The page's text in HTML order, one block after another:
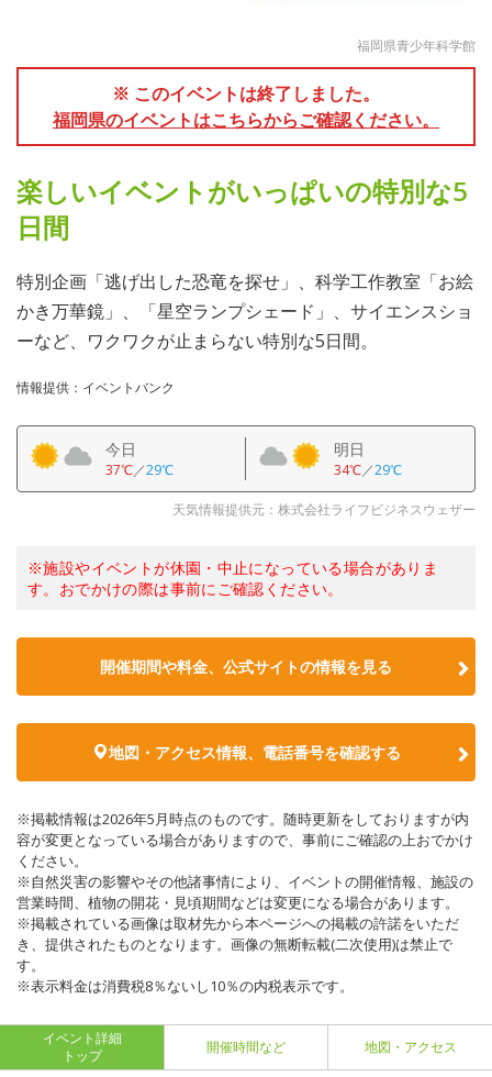
福岡県青少年科学館
※ このイベントは終了しました。
福岡県のイベントはこちらからご確認ください。
楽しいイベントがいっぱいの特別な5
日間
特別企画「逃げ出した恐竜を探せ」、科学工作教室「お絵
かき万華鏡」、「星空ランプシェード」、サイエンスショ
ーなど、ワクワクが止まらない特別な5日間。
情報提供：イベントバンク
今日
37℃／29℃
明日
34℃／29℃
天気情報提供元：株式会社ライフビジネスウェザー
※施設やイベントが休園・中止になっている場合がありま
す。おでかけの際は事前にご確認ください。
開催期間や料金、公式サイトの情報を見る
地図・アクセス情報、電話番号を確認する
※掲載情報は2026年5月時点のものです。随時更新をしておりますが内
容が変更となっている場合がありますので、事前にご確認の上おでかけ
ください。
※自然災害の影響やその他諸事情により、イベントの開催情報、施設の
営業時間、植物の開花・見頃期間などは変更になる場合があります。
※掲載されている画像は取材先から本ページへの掲載の許諾をいただ
き、提供されたものとなります。画像の無断転載(二次使用)は禁止で
す。
※表示料金は消費税8％ないし10％の内税表示です。
イベント詳細
トップ
開催時間など 地図・アクセス